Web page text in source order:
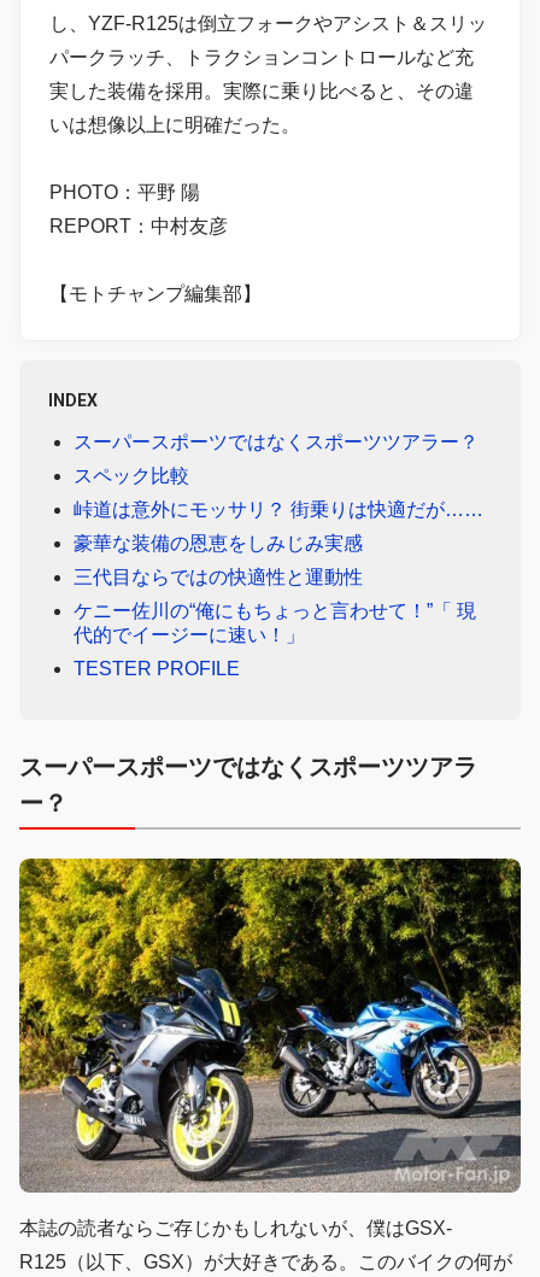
し、YZF-R125は倒立フォークやアシスト＆スリッ
パークラッチ、トラクションコントロールなど充
実した装備を採用。実際に乗り比べると、その違
いは想像以上に明確だった。
PHOTO：平野 陽
REPORT：中村友彦
【モトチャンプ編集部】
INDEX
スーパースポーツではなくスポーツツアラー？
スペック比較
峠道は意外にモッサリ？ 街乗りは快適だが……
豪華な装備の恩恵をしみじみ実感
三代目ならではの快適性と運動性
ケニー佐川の“俺にもちょっと言わせて！”「 現
代的でイージーに速い！」
TESTER PROFILE
スーパースポーツではなくスポーツツアラ
ー？
本誌の読者ならご存じかもしれないが、僕はGSX-
R125（以下、GSX）が大好きである。このバイクの何が